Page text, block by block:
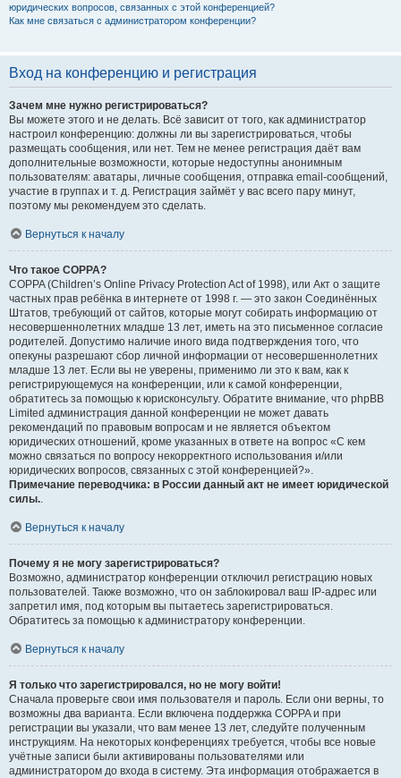
юридических вопросов, связанных с этой конференцией?
Как мне связаться с администратором конференции?
Вход на конференцию и регистрация
Зачем мне нужно регистрироваться?
Вы можете этого и не делать. Всё зависит от того, как администратор
настроил конференцию: должны ли вы зарегистрироваться, чтобы
размещать сообщения, или нет. Тем не менее регистрация даёт вам
дополнительные возможности, которые недоступны анонимным
пользователям: аватары, личные сообщения, отправка email-сообщений,
участие в группах и т. д. Регистрация займёт у вас всего пару минут,
поэтому мы рекомендуем это сделать.
Вернуться к началу
Что такое COPPA?
COPPA (Children’s Online Privacy Protection Act of 1998), или Акт о защите
частных прав ребёнка в интернете от 1998 г. — это закон Соединённых
Штатов, требующий от сайтов, которые могут собирать информацию от
несовершеннолетних младше 13 лет, иметь на это письменное согласие
родителей. Допустимо наличие иного вида подтверждения того, что
опекуны разрешают сбор личной информации от несовершеннолетних
младше 13 лет. Если вы не уверены, применимо ли это к вам, как к
регистрирующемуся на конференции, или к самой конференции,
обратитесь за помощью к юрисконсульту. Обратите внимание, что phpBB
Limited администрация данной конференции не может давать
рекомендаций по правовым вопросам и не является объектом
юридических отношений, кроме указанных в ответе на вопрос «С кем
можно связаться по вопросу некорректного использования и/или
юридических вопросов, связанных с этой конференцией?».
Примечание переводчика: в России данный акт не имеет юридической
силы..
Вернуться к началу
Почему я не могу зарегистрироваться?
Возможно, администратор конференции отключил регистрацию новых
пользователей. Также возможно, что он заблокировал ваш IP-адрес или
запретил имя, под которым вы пытаетесь зарегистрироваться.
Обратитесь за помощью к администратору конференции.
Вернуться к началу
Я только что зарегистрировался, но не могу войти!
Сначала проверьте свои имя пользователя и пароль. Если они верны, то
возможны два варианта. Если включена поддержка COPPA и при
регистрации вы указали, что вам менее 13 лет, следуйте полученным
инструкциям. На некоторых конференциях требуется, чтобы все новые
учётные записи были активированы пользователями или
администратором до входа в систему. Эта информация отображается в